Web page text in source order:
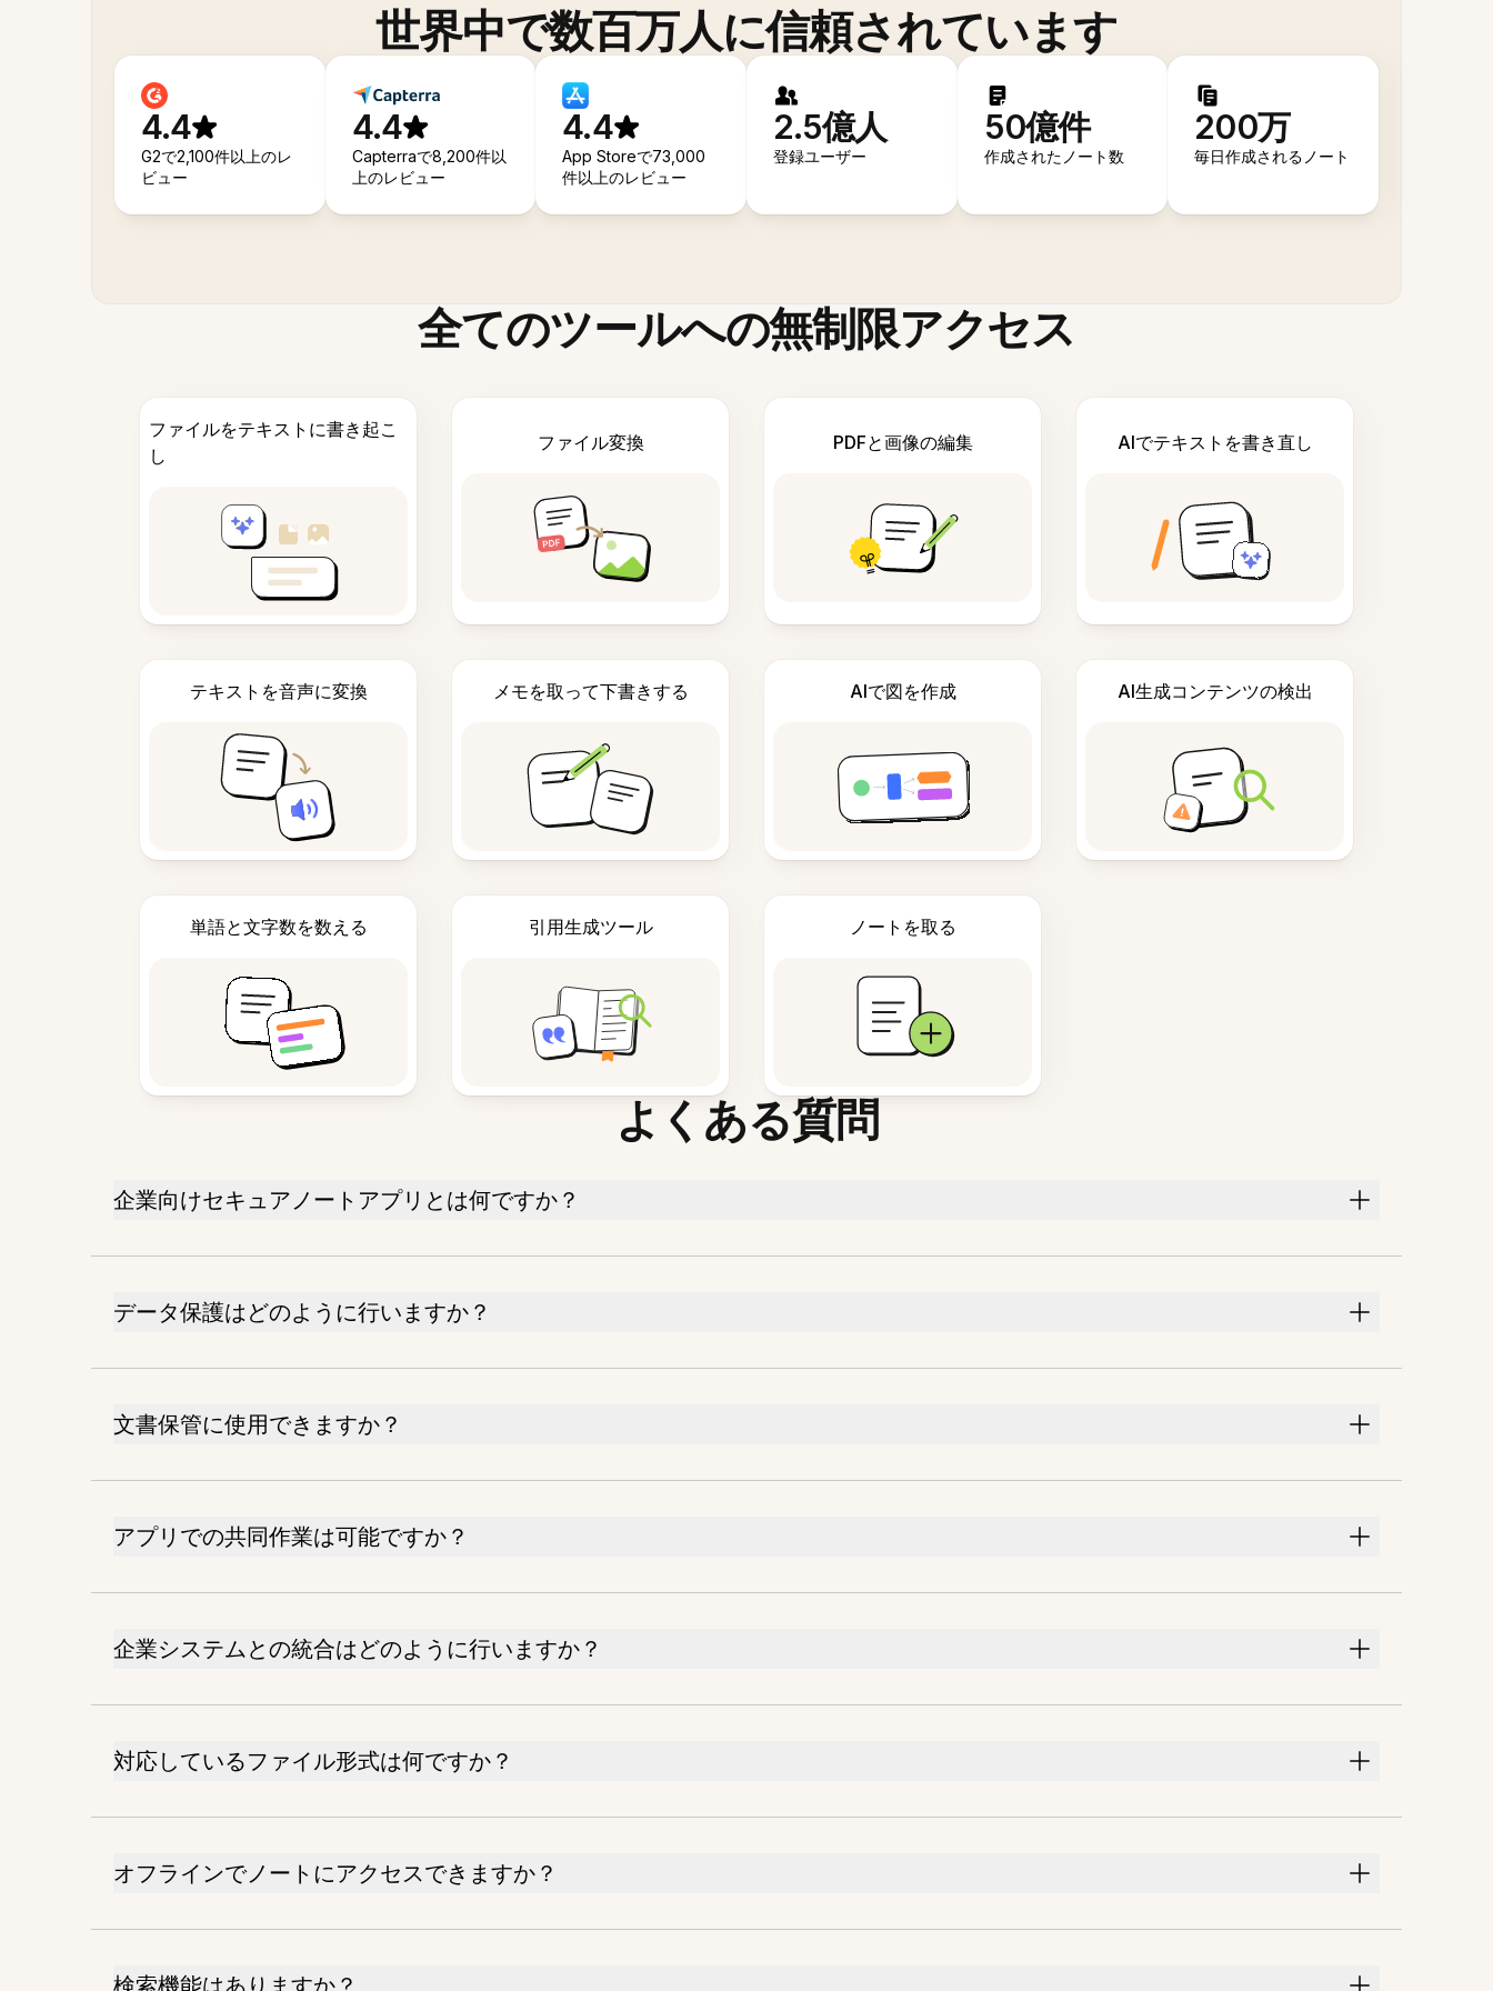
世界中で数百万人に信頼されています
4.4
G2で2,100件以上のレ
ビュー
4.4
Capterraで8,200件以
上のレビュー
4.4
App Storeで73,000
件以上のレビュー
2.5億人
登録ユーザー
50億件
作成されたノート数
200万
毎日作成されるノート
全てのツールへの無制限アクセス
ファイルをテキストに書き起こ
し
ファイル変換 PDFと画像の編集 AIでテキストを書き直し
テキストを音声に変換 メモを取って下書きする AIで図を作成 AI生成コンテンツの検出
単語と文字数を数える 引用生成ツール ノートを取る
よくある質問
企業向けセキュアノートアプリとは何ですか？
データ保護はどのように行いますか？
文書保管に使用できますか？
アプリでの共同作業は可能ですか？
企業システムとの統合はどのように行いますか？
対応しているファイル形式は何ですか？
オフラインでノートにアクセスできますか？
検索機能はありますか？